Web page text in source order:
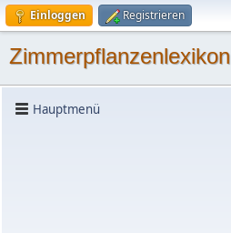
Einloggen Registrieren
Zimmerpflanzenlexikon
Hauptmenü